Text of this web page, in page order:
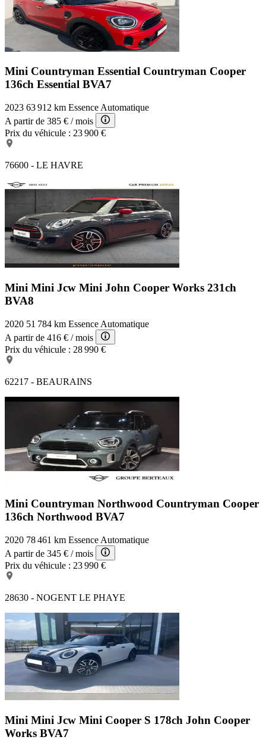
Mini Countryman Essential Countryman Cooper
136ch Essential BVA7
2023 63 912 km Essence Automatique
A partir de 385 € / mois
Prix du véhicule : 23 900 €
76600 - LE HAVRE
Mini Mini Jcw Mini John Cooper Works 231ch
BVA8
2020 51 784 km Essence Automatique
A partir de 416 € / mois
Prix du véhicule : 28 990 €
62217 - BEAURAINS
Mini Countryman Northwood Countryman Cooper
136ch Northwood BVA7
2020 78 461 km Essence Automatique
A partir de 345 € / mois
Prix du véhicule : 23 990 €
28630 - NOGENT LE PHAYE
Mini Mini Jcw Mini Cooper S 178ch John Cooper
Works BVA7